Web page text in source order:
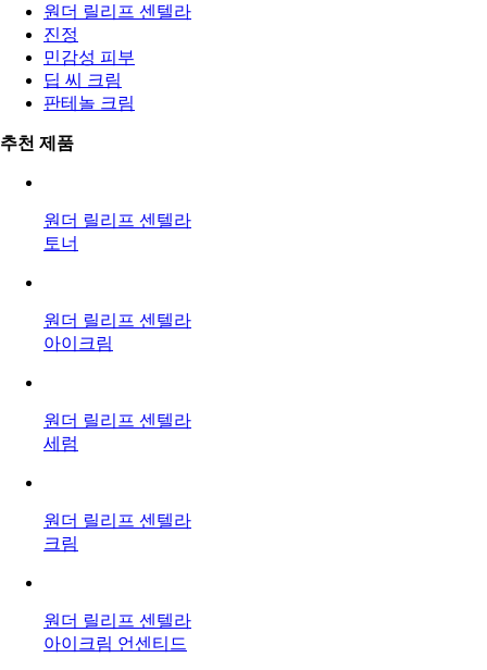
원더 릴리프 센텔라
진정
민감성 피부
딥 씨 크림
판테놀 크림
추천 제품
원더 릴리프 센텔라
토너
원더 릴리프 센텔라
아이크림
원더 릴리프 센텔라
세럼
원더 릴리프 센텔라
크림
원더 릴리프 센텔라
아이크림 언센티드